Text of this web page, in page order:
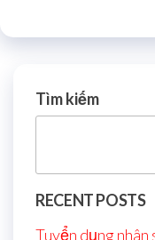
Tìm kiếm
RECENT POSTS
Tuyển dụng